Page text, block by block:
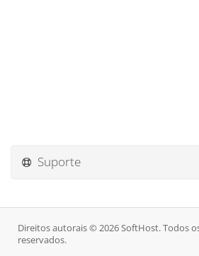
Suporte
Direitos autorais © 2026 SoftHost. Todos
reservados.